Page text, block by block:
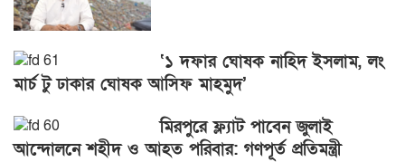
‘১ দফার ঘোষক নাহিদ ইসলাম, লং
মার্চ টু ঢাকার ঘোষক আসিফ মাহমুদ’
মিরপুরে ফ্ল্যাট পাবেন জুলাই
আন্দোলনে শহীদ ও আহত পরিবার: গণপূর্ত প্রতিমন্ত্রী